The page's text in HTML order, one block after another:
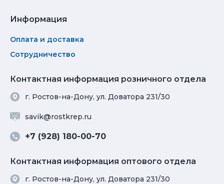
Информация
Оплата и доставка
Сотрудничество
Контактная информация розничного отдела
г. Ростов-на-Дону, ул. Доватора 231/30
savik@rostkrep.ru
+7 (928) 180-00-70
Контактная информация оптового отдела
г. Ростов-на-Дону, ул. Доватора 231/30